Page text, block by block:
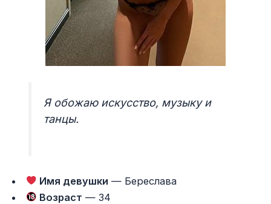
Я обожаю искусство, музыку и
танцы.
Имя девушки — Береслава
Возраст — 34